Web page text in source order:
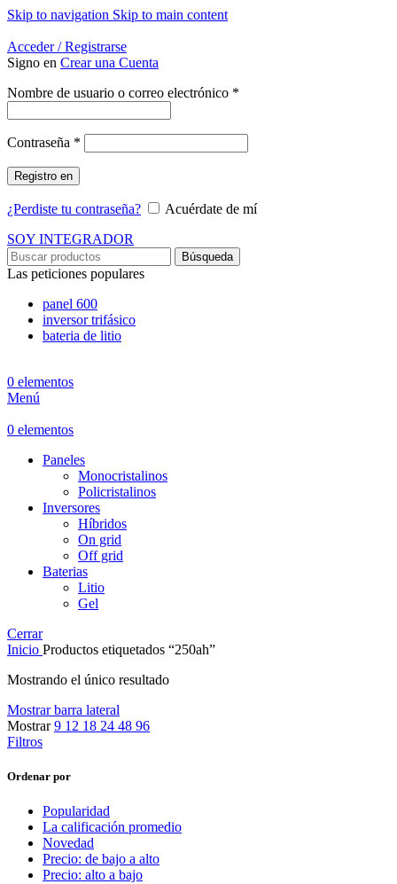
Skip to navigation Skip to main content
Acceder / Registrarse
Signo en Crear una Cuenta
Nombre de usuario o correo electrónico *
Contraseña *
Registro en
¿Perdiste tu contraseña?
Acuérdate de mí
SOY INTEGRADOR
Búsqueda
Las peticiones populares
panel 600
inversor trifásico
bateria de litio
0 elementos
Menú
0 elementos
Paneles
Monocristalinos
Policristalinos
Inversores
Híbridos
On grid
Off grid
Baterias
Litio
Gel
Cerrar
Inicio Productos etiquetados “250ah”
Mostrando el único resultado
Mostrar barra lateral
Mostrar9 12 18 24 48 96
Filtros
Ordenar por
Popularidad
La calificación promedio
Novedad
Precio: de bajo a alto
Precio: alto a bajo